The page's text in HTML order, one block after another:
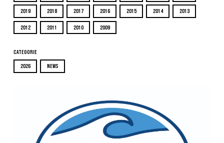
2019 2018 2017 2016 2015 2014 2013
2012 2011 2010 2009
Categorie
2026 NEWS